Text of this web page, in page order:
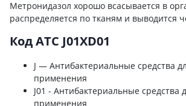
Метронидазол хорошо всасывается в
распределяется по тканям и выводится
Код ATC J01XD01
J — Антибактериальные средства
применения
J01 - Антибактериальные средства
применения